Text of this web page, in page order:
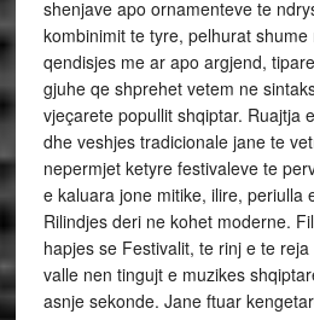
shenjave apo ornamenteve te
kombinimit te tyre, pelhurat
qendisjes me ar apo argjend,
gjuhe qe shprehet vetem ne
vjeçarete popullit shqiptar. Ruajtja
dhe veshjes tradicionale jane te
nepermjet ketyre festivaleve te
e kaluara jone mitike, ilire, periulla
Rilindjes deri ne kohet moderne.
hapjes se Festivalit, te rinj e te
valle nen tingujt e muzikes
asnje sekonde. Jane ftuar